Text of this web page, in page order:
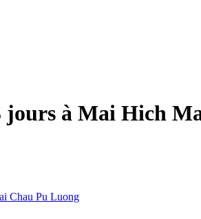
jours à Mai Hich
Chau Pu Luong